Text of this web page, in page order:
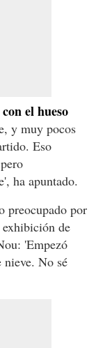
el hueso
y muy pocos
Eso
ha apuntado.
preocupado por
de
'Empezó
nieve. No sé